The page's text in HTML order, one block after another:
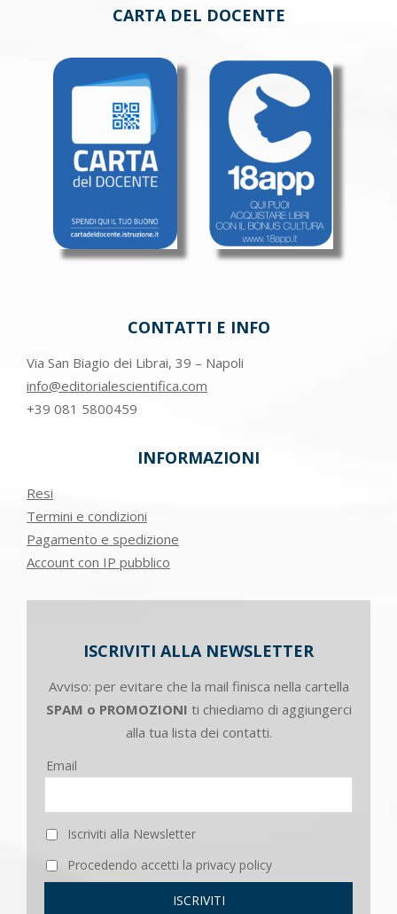
CARTA DEL DOCENTE
CONTATTI E INFO
Via San Biagio dei Librai, 39 – Napoli
info@editorialescientifica.com
+39 081 5800459
INFORMAZIONI
Resi
Termini e condizioni
Pagamento e spedizione
Account con IP pubblico
ISCRIVITI ALLA NEWSLETTER
Avviso: per evitare che la mail finisca nella cartella
SPAM o PROMOZIONI ti chiediamo di aggiungerci
alla tua lista dei contatti.
Email
Iscriviti alla Newsletter
Procedendo accetti la privacy policy